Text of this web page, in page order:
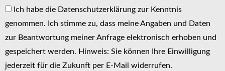
Ich habe die Datenschutzerklärung zur Kenntnis
genommen. Ich stimme zu, dass meine Angaben und Daten
zur Beantwortung meiner Anfrage elektronisch erhoben und
gespeichert werden. Hinweis: Sie können Ihre Einwilligung
jederzeit für die Zukunft per E-Mail widerrufen.